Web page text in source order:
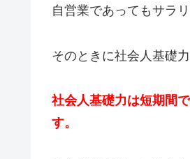
自営業であってもサラ
そのときに社会人基礎
社会人基礎力は短期間
す。